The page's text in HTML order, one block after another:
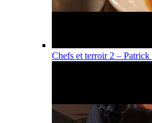
Chefs et terroir 2 –